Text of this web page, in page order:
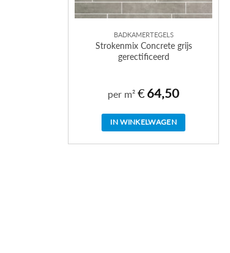
BADKAMERTEGELS
Strokenmix Concrete grijs
gerectificeerd
per m²€ 64,50
IN WINKELWAGEN